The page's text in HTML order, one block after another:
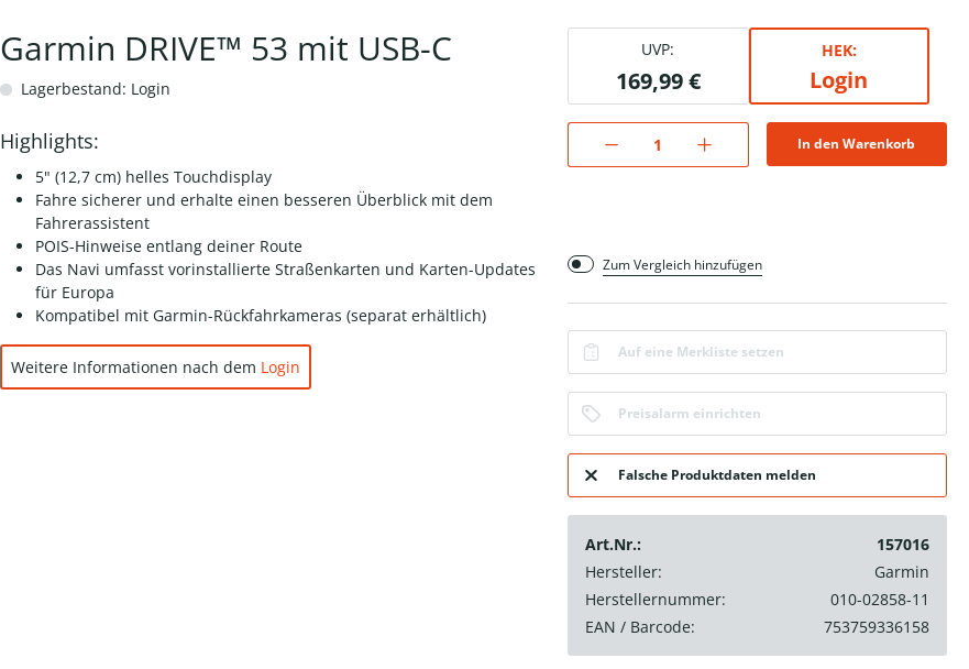
Garmin DRIVE™ 53 mit USB-C
Lagerbestand: Login
Highlights:
5" (12,7 cm) helles Touchdisplay
Fahre sicherer und erhalte einen besseren Überblick mit dem
Fahrerassistent
POIS-Hinweise entlang deiner Route
Das Navi umfasst vorinstallierte Straßenkarten und Karten-Updates
für Europa
Kompatibel mit Garmin-Rückfahrkameras (separat erhältlich)
Weitere Informationen nach dem Login
UVP:
169,99 €
HEK:
Login
In den Warenkorb
Zum Vergleich hinzufügen
Auf eine Merkliste setzen
Preisalarm einrichten
Falsche Produktdaten melden
Art.Nr.:
157016
Hersteller:
Garmin
Herstellernummer:
010-02858-11
EAN / Barcode:
753759336158